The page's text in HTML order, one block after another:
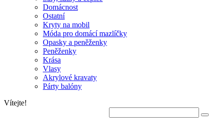
Domácnost
Ostatní
Kryty na mobil
Móda pro domácí mazlíčky
Opasky a peněženky
Peněženky
Krása
Vlasy
Akrylové kravaty
Párty balóny
Vítejte!